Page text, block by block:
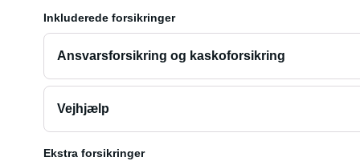
Inkluderede forsikringer
Ansvarsforsikring og kaskoforsikring
Vejhjælp
Ekstra forsikringer